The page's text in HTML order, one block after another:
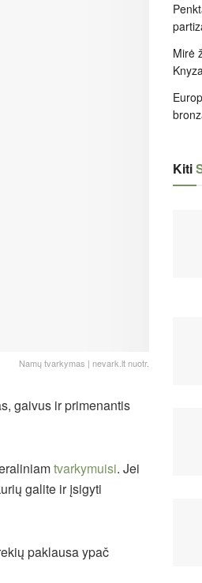
Namų tvarkymas | nevark.lt nuotr.
gaivus ir primenantis
tvarkymuisi. Jei
galite ir įsigyti
paklausa ypač
Mirė
Kiti